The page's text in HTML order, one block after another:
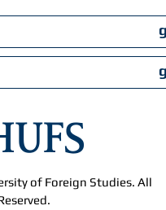
of Foreign Studies. All